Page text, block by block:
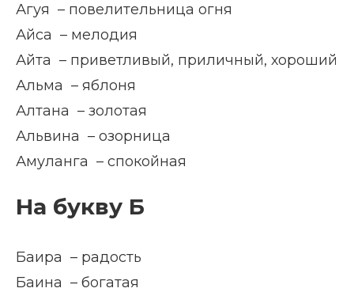
Агуя – повелительница огня
Айса – мелодия
Айта – приветливый, приличный, хороший
Альма – яблоня
Алтана – золотая
Альвина – озорница
Амуланга – спокойная
На букву Б
Баира – радость
Баина – богатая